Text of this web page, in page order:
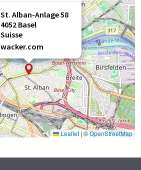
St. Alban-Anlage 58
4052 Basel
Suisse
wacker.com
Leaflet | ©OpenStreetMap